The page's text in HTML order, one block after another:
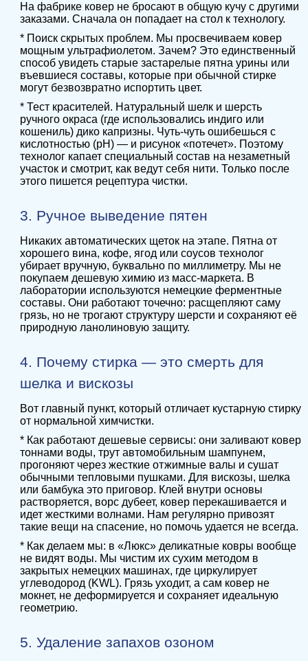
На фабрике ковер не бросают в общую кучу с другими
заказами. Сначала он попадает на стол к технологу.
* Поиск скрытых проблем. Мы просвечиваем ковер
мощным ультрафиолетом. Зачем? Это единственный
способ увидеть старые застарелые пятна урины или
въевшиеся составы, которые при обычной стирке
могут безвозвратно испортить цвет.
* Тест красителей. Натуральный шелк и шерсть
ручного окраса (где использовались индиго или
кошениль) дико капризны. Чуть-чуть ошибешься с
кислотностью (pH) — и рисунок «потечет». Поэтому
технолог капает специальный состав на незаметный
участок и смотрит, как ведут себя нити. Только после
этого пишется рецептура чистки.
3. Ручное выведение пятен
Никаких автоматических щеток на этапе. Пятна от
хорошего вина, кофе, ягод или соусов технолог
убирает вручную, буквально по миллиметру. Мы не
покупаем дешевую химию из масс-маркета. В
лаборатории используются немецкие ферментные
составы. Они работают точечно: расщепляют саму
грязь, но не трогают структуру шерсти и сохраняют её
природную ланолиновую защиту.
4. Почему стирка — это смерть для
шелка и вискозы
Вот главный пункт, который отличает кустарную стирку
от нормальной химчистки.
* Как работают дешевые сервисы: они заливают ковер
тоннами воды, трут автомобильным шампунем,
прогоняют через жесткие отжимные валы и сушат
обычными тепловыми пушками. Для вискозы, шелка
или бамбука это приговор. Клей внутри основы
растворяется, ворс дубеет, ковер перекашивается и
идет жесткими волнами. Нам регулярно привозят
такие вещи на спасение, но помочь удается не всегда.
* Как делаем мы: в «Люкс» деликатные ковры вообще
не видят воды. Мы чистим их сухим методом в
закрытых немецких машинах, где циркулирует
углеводород (KWL). Грязь уходит, а сам ковер не
мокнет, не деформируется и сохраняет идеальную
геометрию.
5. Удаление запахов озоном